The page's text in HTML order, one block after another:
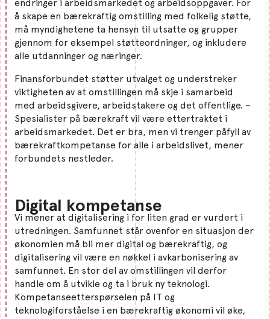
endringer i arbeidsmarkedet og arbeidsoppgaver. For
å skape en bærekraftig omstilling med folkelig støtte,
må myndighetene ta hensyn til utsatte og grupper
gjennom for eksempel støtteordninger, og inkludere
alle utdanninger og næringer.
Finansforbundet støtter utvalget og understreker
viktigheten av at omstillingen må skje i samarbeid
med arbeidsgivere, arbeidstakere og det offentlige. –
Spesialister på bærekraft vil være ettertraktet i
arbeidsmarkedet. Det er bra, men vi trenger påfyll av
bærekraftkompetanse for alle i arbeidslivet, mener
forbundets nestleder.
Digital kompetanse
Vi mener at digitalisering i for liten grad er vurdert i
utredningen. Samfunnet står ovenfor en situasjon der
økonomien må bli mer digital og bærekraftig, og
digitalisering vil være en nøkkel i avkarbonisering av
samfunnet. En stor del av omstillingen vil derfor
handle om å utvikle og ta i bruk ny teknologi.
Kompetanseetterspørselen på IT og
teknologiforståelse i en bærekraftig økonomi vil øke,